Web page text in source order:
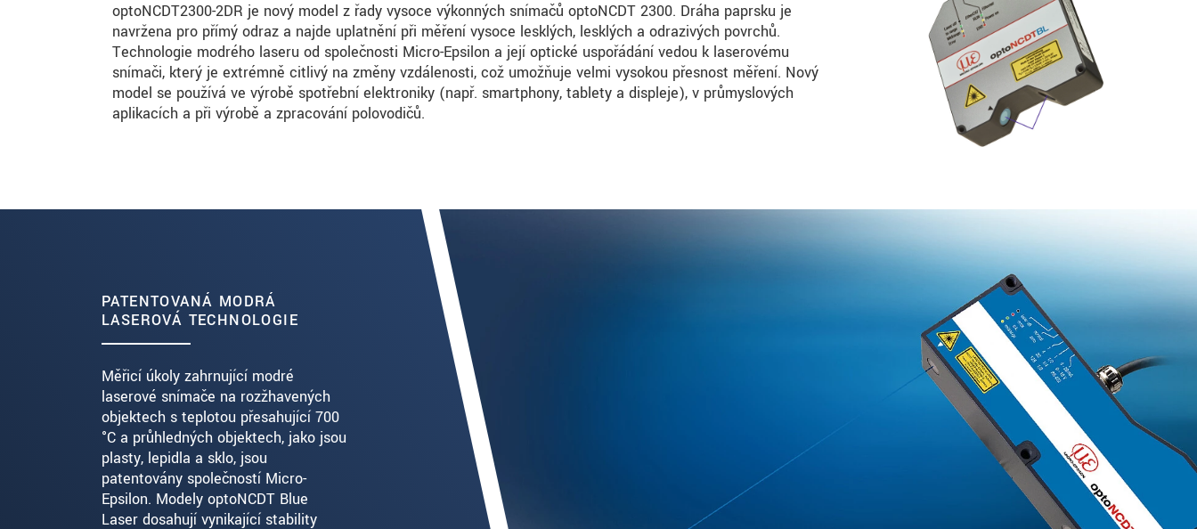
optoNCDT2300-2DR je nový model z řady vysoce výkonných snímačů optoNCDT 2300. Dráha paprsku je
navržena pro přímý odraz a najde uplatnění při měření vysoce lesklých, lesklých a odrazivých povrchů.
Technologie modrého laseru od společnosti Micro-Epsilon a její optické uspořádání vedou k laserovému
snímači, který je extrémně citlivý na změny vzdálenosti, což umožňuje velmi vysokou přesnost měření. Nový
model se používá ve výrobě spotřební elektroniky (např. smartphony, tablety a displeje), v průmyslových
aplikacích a při výrobě a zpracování polovodičů.
PATENTOVANÁ MODRÁ
LASEROVÁ TECHNOLOGIE
Měřicí úkoly zahrnující modré
laserové snímače na rozžhavených
objektech s teplotou přesahující 700
°C a průhledných objektech, jako jsou
plasty, lepidla a sklo, jsou
patentovány společností Micro-
Epsilon. Modely optoNCDT Blue
Laser dosahují vynikající stability